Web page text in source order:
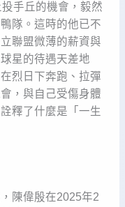
手丘的機會，毅然
隊。這時的他已不
聯盟微薄的薪資與
星的待遇天差地
烈日下奔跑、拉彈
，與自己受傷身體
釋了什麼是「一生
陳偉殷在2025年2